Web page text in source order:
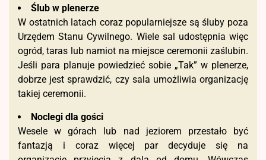
Ślub w plenerze
W ostatnich latach coraz popularniejsze są śluby poza
Urzędem Stanu Cywilnego. Wiele sal udostępnia więc
ogród, taras lub namiot na miejsce ceremonii zaślubin.
Jeśli para planuje powiedzieć sobie „Tak” w plenerze,
dobrze jest sprawdzić, czy sala umożliwia organizację
takiej ceremonii.
Noclegi dla gości
Wesele w górach lub nad jeziorem przestało być
fantazją i coraz więcej par decyduje się na